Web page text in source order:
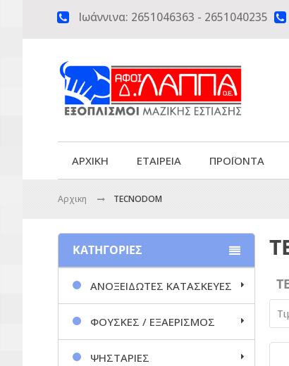
 Ιωάννινα: 2651046363 - 2651040235 
ΑΡΧΙΚΗ ΕΤΑΙΡΕΙΑ ΠΡΟΪΟΝΤΑ
Αρχικη TECNODOM
ΚΑΤΗΓΟΡΙΕΣ
ΑΝΟΞΕΙΔΩΤΕΣ ΚΑΤΑΣΚΕΥΕΣ
ΦΟΥΣΚΕΣ / ΕΞΑΕΡΙΣΜΟΣ
ΨΗΣΤΑΡΙΕΣ